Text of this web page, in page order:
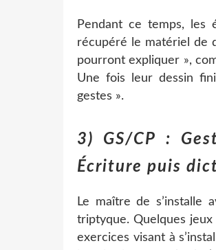
Pendant ce temps, les
récupéré le matériel de
pourront expliquer »,
Une fois leur dessin
gestes ».
3) GS/CP :
Écriture puis
Le maître de s’installe
triptyque. Quelques jeux
exercices visant à